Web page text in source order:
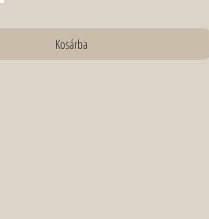
Kosárba